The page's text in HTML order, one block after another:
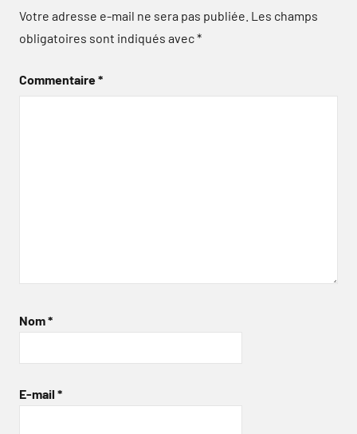
Votre adresse e-mail ne sera pas publiée. Les champs
obligatoires sont indiqués avec*
Commentaire*
Nom*
E-mail *